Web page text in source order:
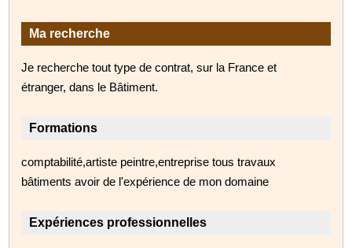
Ma recherche
Je recherche tout type de contrat, sur la France et
étranger, dans le Bâtiment.
Formations
comptabilité,artiste peintre,entreprise tous travaux
bâtiments avoir de l'expérience de mon domaine
Expériences professionnelles